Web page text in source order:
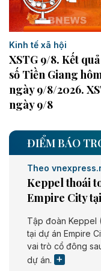
Kinh tế xã hội
XSTG 9/8. Kết
số Tiền Giang
ngày 9/8/2026.
ngày 9/8
ĐIỂM BÁO
Theo
Keppel thoái
Empire City
Tập đoàn Keppel
tại dự án Empire
vai trò cổ đông
dự án.